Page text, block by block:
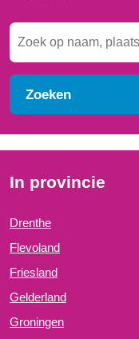
Zoeken
In provincie
Drenthe
Flevoland
Friesland
Gelderland
Groningen